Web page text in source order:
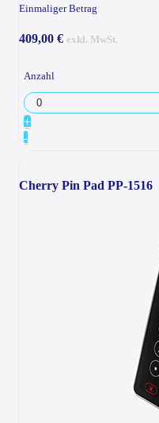
Einmaliger Betrag
409,00 € exkl. MwSt.
Anzahl
+
-
Cherry Pin Pad PP-1516